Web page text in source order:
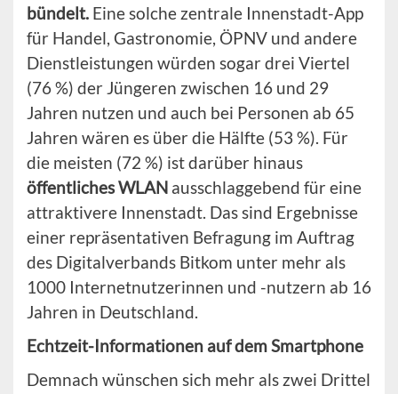
bündelt. Eine solche zentrale Innenstadt-App
für Handel, Gastronomie, ÖPNV und andere
Dienstleistungen würden sogar drei Viertel
(76 %) der Jüngeren zwischen 16 und 29
Jahren nutzen und auch bei Personen ab 65
Jahren wären es über die Hälfte (53 %). Für
die meisten (72 %) ist darüber hinaus
öffentliches WLAN ausschlaggebend für eine
attraktivere Innenstadt. Das sind Ergebnisse
einer repräsentativen Befragung im Auftrag
des Digitalverbands Bitkom unter mehr als
1000 Internetnutzerinnen und -nutzern ab 16
Jahren in Deutschland.
Echtzeit-Informationen auf dem Smartphone
Demnach wünschen sich mehr als zwei Drittel